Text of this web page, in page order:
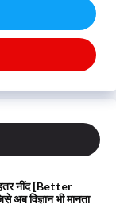
नींद [Better
अब विज्ञान भी मानता